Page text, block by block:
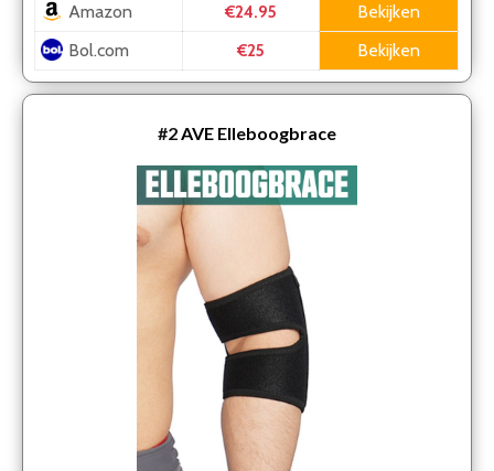
Amazon €24.95
Bekijken
Bol.com
€25 Bekijken
#2AVE Elleboogbrace